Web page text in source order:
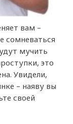
вам –
сомневаться
мучить
это
Увидели,
– наяву вы
своей